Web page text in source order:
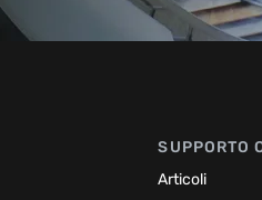
SUPPORTO
Articoli